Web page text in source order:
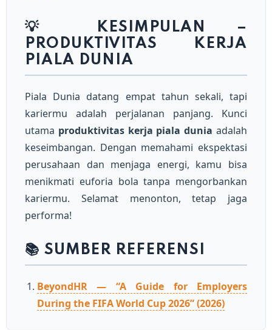
💡 KESIMPULAN –
PRODUKTIVITAS KERJA
PIALA DUNIA
Piala Dunia datang empat tahun sekali, tapi
kariermu adalah perjalanan panjang. Kunci
utama produktivitas kerja piala dunia adalah
keseimbangan. Dengan memahami ekspektasi
perusahaan dan menjaga energi, kamu bisa
menikmati euforia bola tanpa mengorbankan
kariermu. Selamat menonton, tetap jaga
performa!
📚 SUMBER REFERENSI
BeyondHR — “A Guide for Employers
During the FIFA World Cup 2026” (2026)